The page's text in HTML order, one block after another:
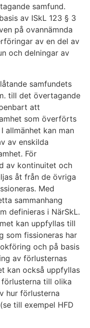
samfund.
av ISkL 123 § 3
på ovannämnda
av en del av
och delningar av
samfundets
till det övertagande
att
som överförts
allmänhet kan man
av enskilda
För
av kontinuitet och
åt från de övriga
Med
sammanhang
definieras i NärSkL.
kan uppfyllas till
som fissioneras har
och på basis
av förlusternas
kan också uppfyllas
till olika
hur förlusterna
till exempel HFD